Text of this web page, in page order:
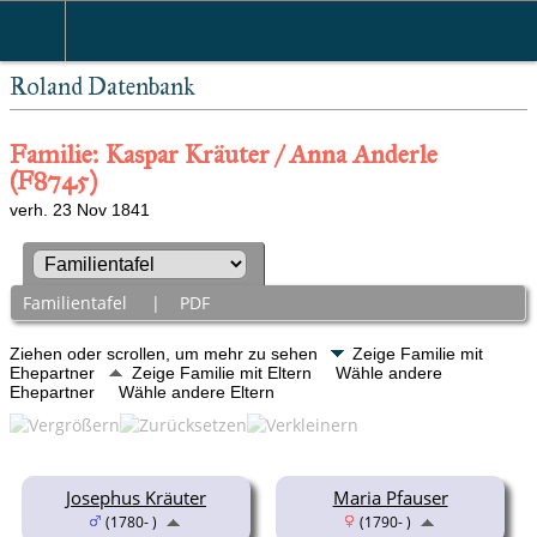
Roland Datenbank
Familie: Kaspar Kräuter / Anna Anderle
(F8745)
verh. 23 Nov 1841
Familientafel | PDF
Ziehen oder scrollen, um mehr zu sehen
Zeige Familie mit
Ehepartner
Zeige Familie mit Eltern
Wähle andere
Ehepartner
Wähle andere Eltern
Josephus Kräuter
(1780- )
Maria Pfauser
(1790- )